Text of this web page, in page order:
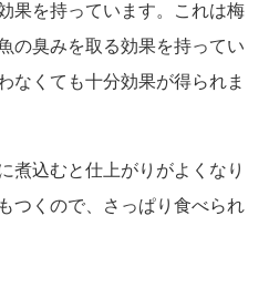
果を持っています。これは梅
の臭みを取る効果を持ってい
なくても十分効果が得られま
煮込むと仕上がりがよくなり
つくので、さっぱり食べられ